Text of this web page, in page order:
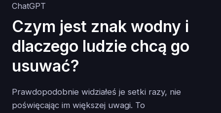
Czym jest znak wodny i
dlaczego ludzie chcą go
usuwać?
Prawdopodobnie widziałeś je setki razy, nie
poświęcając im większej uwagi. To